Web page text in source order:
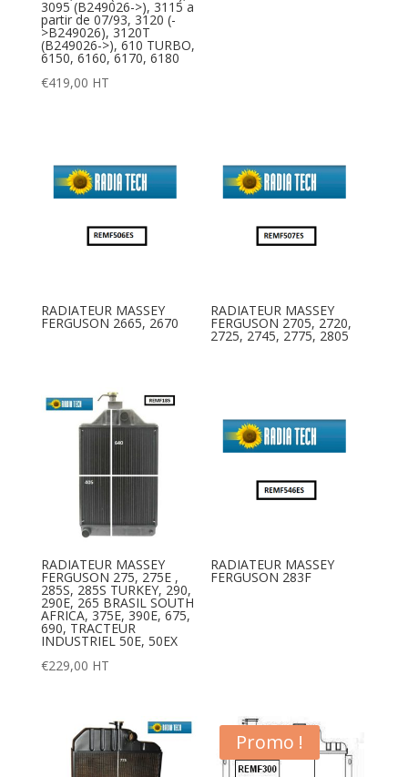
3095 (B249026->), 3115 a
partir de 07/93, 3120 (-
>B249026), 3120T
(B249026->), 610 TURBO,
6150, 6160, 6170, 6180
€419,00 HT
RADIATEUR MASSEY
FERGUSON 2665, 2670
RADIATEUR MASSEY
FERGUSON 2705, 2720,
2725, 2745, 2775, 2805
RADIATEUR MASSEY
FERGUSON 275, 275E ,
285S, 285S TURKEY, 290,
290E, 265 BRASIL SOUTH
AFRICA, 375E, 390E, 675,
690, TRACTEUR
INDUSTRIEL 50E, 50EX
€229,00 HT
RADIATEUR MASSEY
FERGUSON 283F
Promo !